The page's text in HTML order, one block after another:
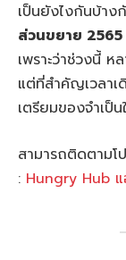
เป็นยังไงกันบ้าง
ส่วนขยาย 2565
เพราะว่าช่วงนี้
แต่ที่สำคัญเวลา
เตรียมของจำเป็
สามารถติดตามโ
: Hungry Hub